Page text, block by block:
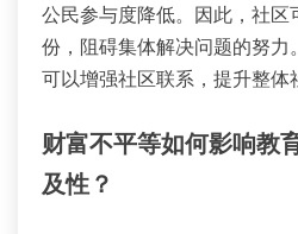
公民参与度降低。因此，社区
份，阻碍集体解决问题的努力
可以增强社区联系，提升整体
财富不平等如何影响教
及性？